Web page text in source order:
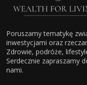
Poruszamy tematykę
inwestycjami oraz
Zdrowie, podróże,
Serdecznie zapraszamy
nami.